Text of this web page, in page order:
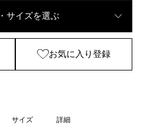
サイズを選ぶ
お気に入り登録
サイズ 詳細